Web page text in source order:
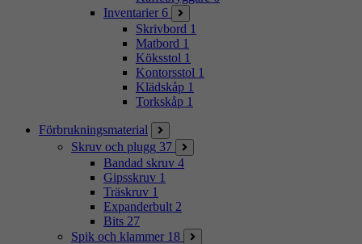
Inventarier 6
Skrivbord 1
Matbord 1
Köksstol 1
Kontorsstol 1
Klädskåp 1
Torkskåp 1
Förbrukningsmaterial
Skruv och plugg 37
Bandad skruv 4
Gipsskruv 1
Träskruv 1
Expanderbult 2
Bits 27
Spik och klammer 18